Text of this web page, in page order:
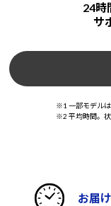
24時
サ
※1 一部モデルは
※2 平均時間。状
お届